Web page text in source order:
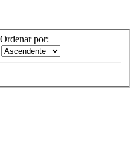
Ordenar por: